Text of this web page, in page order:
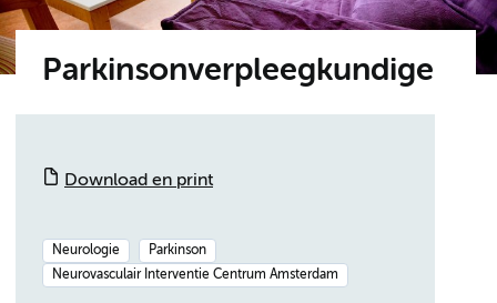
Parkinsonverpleegkundige
Download en print
Neurologie
Parkinson
Neurovasculair Interventie Centrum Amsterdam